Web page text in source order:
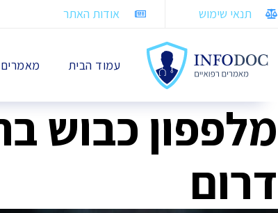
תנאי שימוש אודות האתר
עמוד הבית מאמרים
מלפפון כבוש
דרום